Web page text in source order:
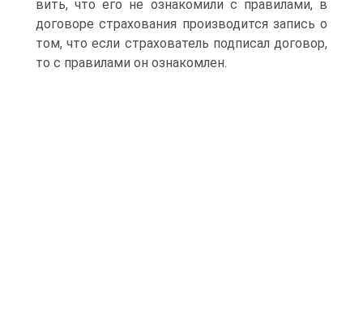
вить, что его не ознакомили с правилами, в
договоре страхования производится запись о
том, что если страхователь подписал договор,
то с правилами он ознакомлен.